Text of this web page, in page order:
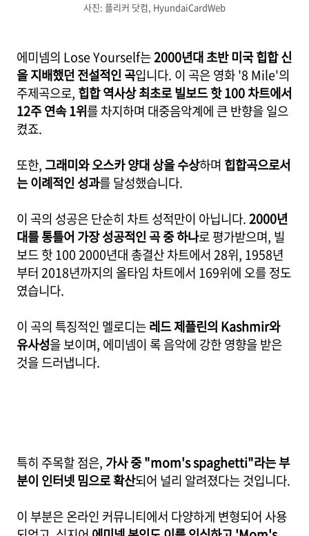
사진: 플리커 닷컴, HyundaiCardWeb
에미넴의 Lose Yourself는2000년대 초반 미국 힙합 신
을 지배했던 전설적인 곡입니다. 이 곡은 영화 '8 Mile'의
주제곡으로, 힙합 역사상 최초로 빌보드 핫 100 차트에서
12주 연속 1위를 차지하며 대중음악계에 큰 반향을 일으
켰죠.
또한, 그래미와 오스카 양대 상을 수상하며 힙합곡으로서
는 이례적인 성과를 달성했습니다.
이 곡의 성공은 단순히 차트 성적만이 아닙니다.2000년
대를 통틀어 가장 성공적인 곡 중 하나로 평가받으며, 빌
보드 핫 100 2000년대 총결산 차트에서 28위, 1958년
부터 2018년까지의 올타임 차트에서 169위에 오를 정도
였습니다.
이 곡의 특징적인 멜로디는레드 제플린의 Kashmir와
유사성을 보이며, 에미넴이 록 음악에 강한 영향을 받은
것을 드러냅니다.
특히 주목할 점은, 가사 중"mom's spaghetti"라는 부
분이 인터넷 밈으로 확산되어 널리 알려졌다는 것입니다.
이 부분은 온라인 커뮤니티에서 다양하게 변형되어 사용